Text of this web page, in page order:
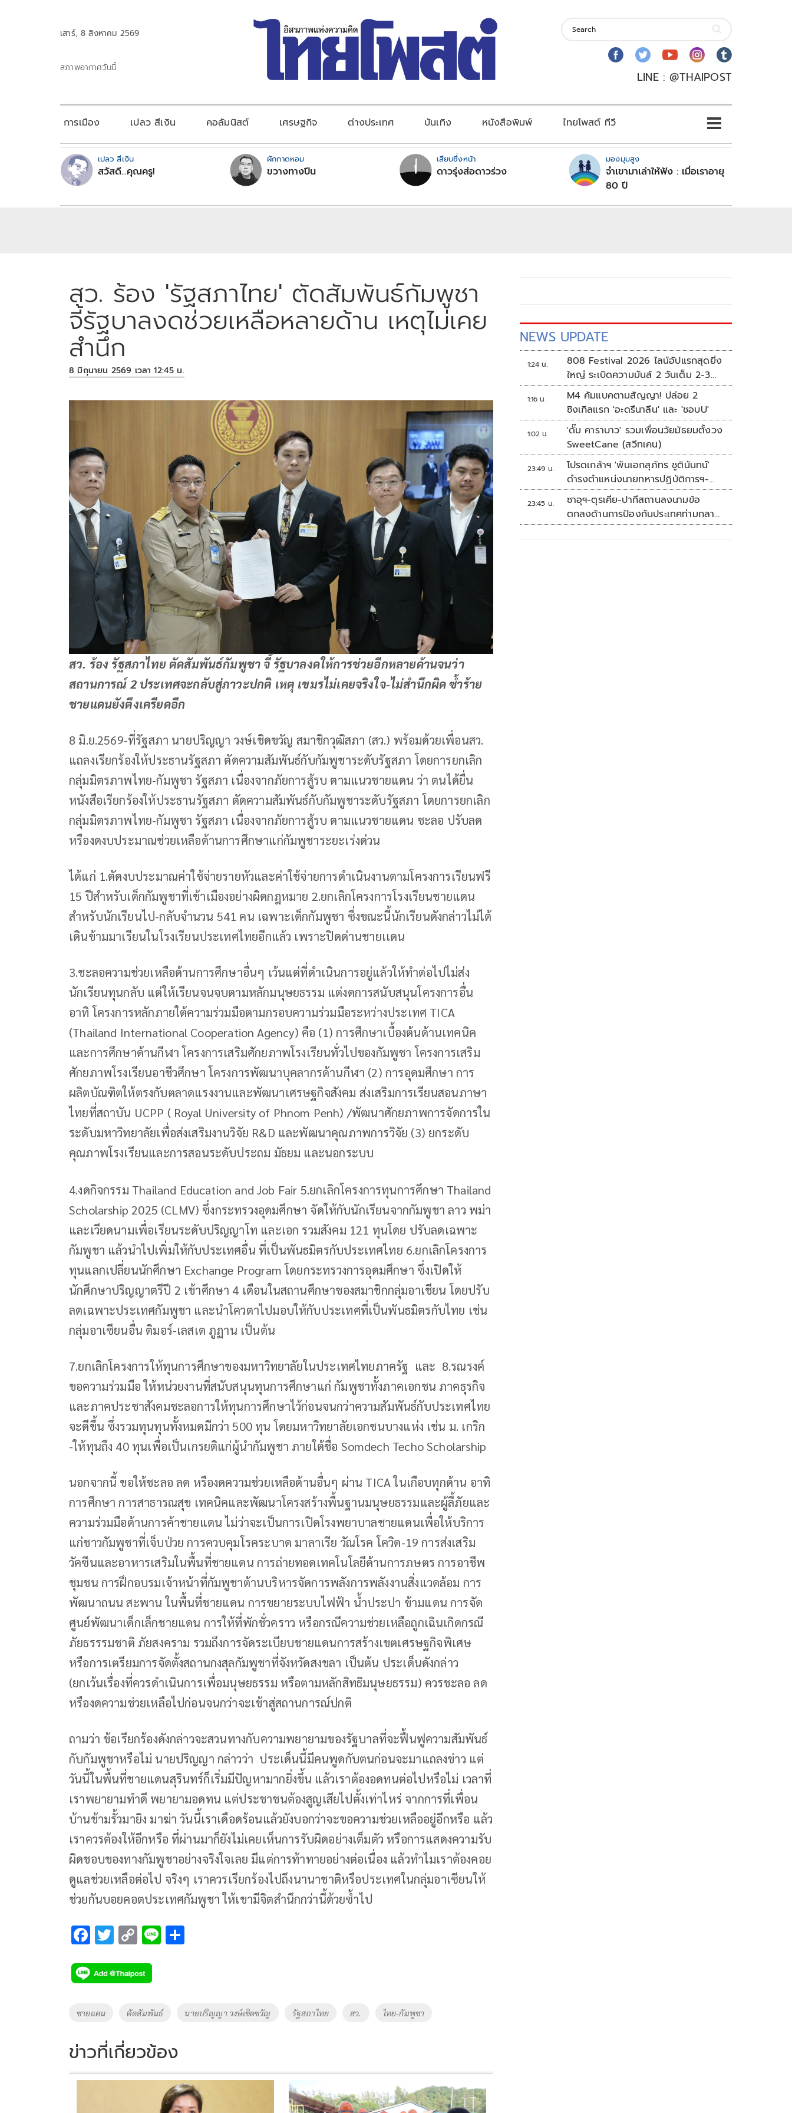
เสาร์, 8 สิงหาคม 2569
สภาพอากาศวันนี้
LINE : @THAIPOST
การเมือง เปลว สีเงิน คอลัมนิสต์ เศรษฐกิจ ต่างประเทศ บันเทิง หนังสือพิมพ์ ไทยโพสต์ ทีวี
เปลว สีเงิน
สวัสดี...คุณครู!
ผักกาดหอม
ขวางทางปืน
เสียบซึ่งหน้า
ดาวรุ่งส่อดาวร่วง
มองมุมสูง
จำเขามาเล่าให้ฟัง : เมื่อเราอายุ
80 ปี
สว. ร้อง 'รัฐสภาไทย' ตัดสัมพันธ์กัมพูชา
จี้รัฐบาลงดช่วยเหลือหลายด้าน เหตุไม่เคย
สำนึก
8 มิถุนายน 2569 เวลา 12:45 น.
สว. ร้อง รัฐสภาไทย ตัดสัมพันธ์กัมพูชา จี้ รัฐบาลงดให้การช่วยอีกหลายด้านจนว่า
สถานการณ์ 2 ประเทศจะกลับสู่ภาวะปกติ เหตุ เขมรไม่เคยจริงใจ-ไม่สำนึกผิด ซ้ำร้าย
ชายแดนยังตึงเครียดอีก
8 มิ.ย.2569-ที่รัฐสภา นายปริญญา วงษ์เชิดขวัญ สมาชิกวุฒิสภา (สว.) พร้อมด้วยเพื่อนสว.
แถลงเรียกร้องให้ประธานรัฐสภา ตัดความสัมพันธ์กับกัมพูชาระดับรัฐสภา โดยการยกเลิก
กลุ่มมิตรภาพไทย-กัมพูชา รัฐสภา เนื่องจากภัยการสู้รบ ตามแนวชายแดน ว่า ตนได้ยื่น
หนังสือเรียกร้องให้ประธานรัฐสภา ตัดความสัมพันธ์กับกัมพูชาระดับรัฐสภา โดยการยกเลิก
กลุ่มมิตรภาพไทย-กัมพูชา รัฐสภา เนื่องจากภัยการสู้รบ ตามแนวชายแดน ชะลอ ปรับลด
หรืองดงบประมาณช่วยเหลือด้านการศึกษาแก่กัมพูชาระยะเร่งด่วน
ได้แก่ 1.ตัดงบประมาณค่าใช้จ่ายรายหัวและค่าใช้จ่ายการดำเนินงานตามโครงการเรียนฟรี
15 ปีสำหรับเด็กกัมพูชาที่เข้าเมืองอย่างผิดกฎหมาย 2.ยกเลิกโครงการโรงเรียนชายแดน
สำหรับนักเรียนไป-กลับจำนวน 541 คน เฉพาะเด็กกัมพูชา ซึ่งขณะนี้นักเรียนดังกล่าวไม่ได้
เดินข้ามมาเรียนในโรงเรียนประเทศไทยอีกแล้ว เพราะปิดด่านชายเเดน
3.ชะลอความช่วยเหลือด้านการศึกษาอื่นๆ เว้นแต่ที่ดำเนินการอยู่แล้วให้ทำต่อไปไม่ส่ง
นักเรียนทุนกลับ แต่ให้เรียนจนจบตามหลักมนุษยธรรม แต่งดการสนับสนุนโครงการอื่น
อาทิ โครงการหลักภายใต้ความร่วมมือตามกรอบความร่วมมือระหว่างประเทศ TICA
(Thailand International Cooperation Agency) คือ (1) การศึกษาเบื้องต้นด้านเทคนิค
และการศึกษาด้านกีฬา โครงการเสริมศักยภาพโรงเรียนทั่วไปของกัมพูชา โครงการเสริม
ศักยภาพโรงเรียนอาชีวศึกษา โครงการพัฒนาบุคลากรด้านกีฬา (2) การอุดมศึกษา การ
ผลิตบัณฑิตให้ตรงกับตลาดแรงงานและพัฒนาเศรษฐกิจสังคม ส่งเสริมการเรียนสอนภาษา
ไทยที่สถาบัน UCPP ( Royal University of Phnom Penh) /พัฒนาศักยภาพการจัดการใน
ระดับมหาวิทยาลัยเพื่อส่งเสริมงานวิจัย R&D และพัฒนาคุณภาพการวิจัย (3) ยกระดับ
คุณภาพโรงเรียนและการสอนระดับประถม มัธยม และนอกระบบ
4.งดกิจกรรม Thailand Education and Job Fair 5.ยกเลิกโครงการทุนการศึกษา Thailand
Scholarship 2025 (CLMV) ซึ่งกระทรวงอุดมศึกษา จัดให้กับนักเรียนจากกัมพูชา ลาว พม่า
และเวียดนามเพื่อเรียนระดับปริญญาโท และเอก รวมสังคม 121 ทุนโดย ปรับลดเฉพาะ
กัมพูชา แล้วนำไปเพิ่มให้กับประเทศอื่น ที่เป็นพันธมิตรกับประเทศไทย 6.ยกเลิกโครงการ
ทุนแลกเปลี่ยนนักศึกษา Exchange Program โดยกระทรวงการอุดมศึกษา ซึ่งเปิดให้
นักศึกษาปริญญาตรีปี 2 เข้าศึกษา 4 เดือนในสถานศึกษาของสมาชิกกลุ่มอาเชียน โดยปรับ
ลดเฉพาะประเทศกัมพูชา และนำโควตาไปมอบให้กับประเทศที่เป็นพันธมิตรกับไทย เช่น
กลุ่มอาเซียนอื่น ติมอร์-เลสเต ภูฏาน เป็นต้น
7.ยกเลิกโครงการให้ทุนการศึกษาของมหาวิทยาลัยในประเทศไทยภาครัฐ และ 8.รณรงค์
ขอความร่วมมือ ให้หน่วยงานที่สนับสนุนทุนการศึกษาแก่ กัมพูชาทั้งภาคเอกชน ภาคธุรกิจ
และภาคประชาสังคมชะลอการให้ทุนการศึกษาไว้ก่อนจนกว่าความสัมพันธ์กับประเทศไทย
จะดีขึ้น ซึ่งรวมทุนทุนทั้งหมดมีกว่า 500 ทุน โดยมหาวิทยาลัยเอกชนบางแห่ง เช่น ม. เกริก
-ให้ทุนถึง 40 ทุนเพื่อเป็นเกรยติแก่ผู้นำกัมพูชา ภายใต้ชื่อ Somdech Techo Scholarship
นอกจากนี้ ขอให้ชะลอ ลด หรืองดความช่วยเหลือด้านอื่นๆ ผ่าน TICA ในเกือบทุกด้าน อาทิ
การศึกษา การสาธารณสุข เทคนิคและพัฒนาโครงสร้างพื้นฐานมนุษยธรรมและผู้ลี้ภัยและ
ความร่วมมือด้านการค้าชายแดน ไม่ว่าจะเป็นการเปิดโรงพยาบาลชายแดนเพื่อให้บริการ
แก่ชาวกัมพูชาที่เจ็บป่วย การควบคุมโรคระบาด มาลาเรีย วัณโรค โควิด-19 การส่งเสริม
วัคซีนและอาหารเสริมในพื้นที่ชายแดน การถ่ายทอดเทคโนโลยีด้านการภษตร การอาชีพ
ชุมชน การฝึกอบรมเจ้าหน้าที่กัมพูชาต้านบริหารจัดการพลังการพลังงานสิ่งแวดล้อม การ
พัฒนาถนน สะพาน ในพื้นที่ชายแดน การขยายระบบไฟฟ้า น้ำประปา ข้ามแดน การจัด
ศูนย์พัฒนาเด็กเล็กชายแดน การให้ที่พักชั่วคราว หรือกรณีความช่วยเหลือถูกเฉินเกิดกรณี
ภัยธรรรมชาติ ภัยสงคราม รวมถึงการจัดระเบียบชายแดนการสร้างเขตเศรษฐกิจพิเศษ
หรือการเตรียมการจัดตั้งสถานกงสุลกัมพูชาที่จังหวัดสงขลา เป็นต้น ประเด็นดังกล่าว
(ยกเว้นเรื่องที่ควรดำเนินการเพื่อมนุษยธรรม หรือตามหลักสิทธิมนุษยธรรม) ควรชะลอ ลด
หรืองดความช่วยเหลือไปก่อนจนกว่าจะเข้าสู่สถานการณ์ปกติ
ถามว่า ข้อเรียกร้องดังกล่าวจะสวนทางกับความพยายามของรัฐบาลที่จะฟื้นฟูความสัมพันธ์
กับกัมพูชาหรือไม่ นายปริญญา กล่าวว่า ประเด็นนี้มีคนพูดกับตนก่อนจะมาแถลงข่าว แต่
วันนี้ในพื้นที่ชายแดนสุรินทร์ก็เริ่มมีปัญหามากยิ่งขึ้น แล้วเราต้องอดทนต่อไปหรือไม่ เวลาที่
เราพยายามทำดี พยายามอดทน แต่ประชาชนต้องสูญเสียไปตั้งเท่าไหร่ จากการที่เพื่อน
บ้านข้ามรั้วมายิง มาฆ่า วันนี้เราเดือดร้อนแล้วยังบอกว่าจะขอความช่วยเหลืออยู่อีกหรือ แล้ว
เราควรต้องให้อีกหรือ ที่ผ่านมาก็ยังไม่เคยเห็นการรับผิดอย่างเต็มตัว หรือการแสดงความรับ
ผิดชอบของทางกัมพูชาอย่างจริงใจเลย มีแต่การท้าทายอย่างต่อเนื่อง แล้วทำไมเราต้องคอย
ดูแลช่วยเหลือต่อไป จริงๆ เราควรเรียกร้องไปถึงนานาชาติหรือประเทศในกลุ่มอาเซียนให้
ช่วยกันบอยคอตประเทศกัมพูชา ให้เขามีจิตสำนึกกว่านี้ด้วยซ้ำไป
F
e
b
o
k
T
tt
er
C
p
y
Li
k
Li
Tags
ชายแดน ตัดสัมพันธ์ นายปริญญา วงษ์เชิดขวัญ รัฐสภาไทย สว. ไทย-กัมพูชา
ข่าวที่เกี่ยวข้อง
NEWS UPDATE
1:24 น.
808 Festival 2026 ไลน์อัปแรกสุดยิ่ง
ใหญ่ ระเบิดความมันส์ 2 วันเต็ม 2-3
ต.ค.นี้
1:16 น.
M4 คัมแบคตามสัญญา! ปล่อย 2
ซิงเกิลแรก 'อะดรีนาลีน' และ 'ชอบU'
1:02 น.
'ดั๊ม คาราบาว' รวมเพื่อนวัยมัธยมตั้งวง
SweetCane (สวีทเคน)
23:49 น.
โปรดเกล้าฯ 'พันเอกสุภัทร ชูตินันทน์'
ดำรงตำแหน่งนายทหารปฏิบัติการฯ-
พระราชทานยศ 'พลตรี'
23:45 น.
ซาอุฯ-ตุรเคีย-ปากีสถานลงนามข้อ
ตกลงด้านการป้องกันประเทศท่ามกลาง
สงครามในภูมิภาค